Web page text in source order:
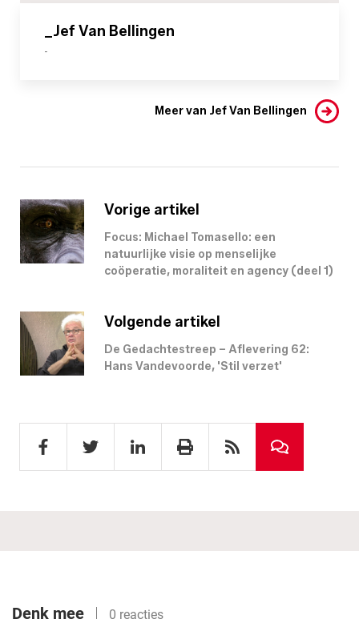
_Jef Van Bellingen
-
Meer van Jef Van Bellingen
Vorige artikel
Focus: Michael Tomasello: een
natuurlijke visie op menselijke
coöperatie, moraliteit en agency (deel 1)
Volgende artikel
De Gedachtestreep – Aflevering 62:
Hans Vandevoorde, 'Stil verzet'